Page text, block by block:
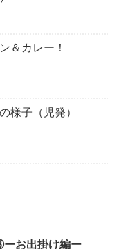
＆カレー！
様子（児発）
お出掛け編ー